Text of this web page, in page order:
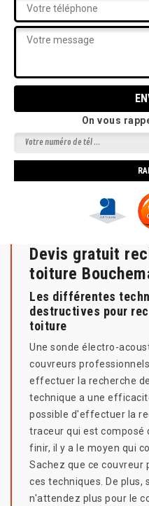
On vous
Devis gratuit
toiture
Les différentes
destructives pour
toiture
Une sonde électro-
couvreurs
effectuer la recherche
technique a une
possible d'effectuer la
traceur qui est composé
finir, il y a le moyen qui
Sachez que ce
ces techniques. De plus,
n'attendez plus pour le